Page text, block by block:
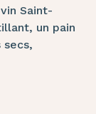
Saint-
un pain